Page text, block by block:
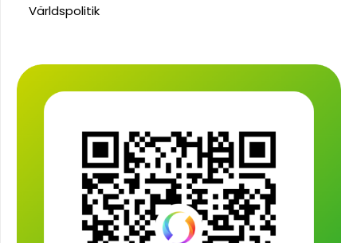
Världspolitik